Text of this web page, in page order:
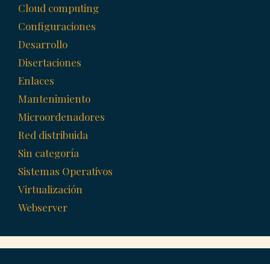
Cloud computing
Configuraciones
Desarrollo
Disertaciones
Enlaces
Mantenimiento
Microordenadores
Red distribuida
Sin categoría
Sistemas Operativos
Virtualización
Webserver